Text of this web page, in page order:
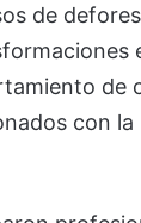
de
de
con la